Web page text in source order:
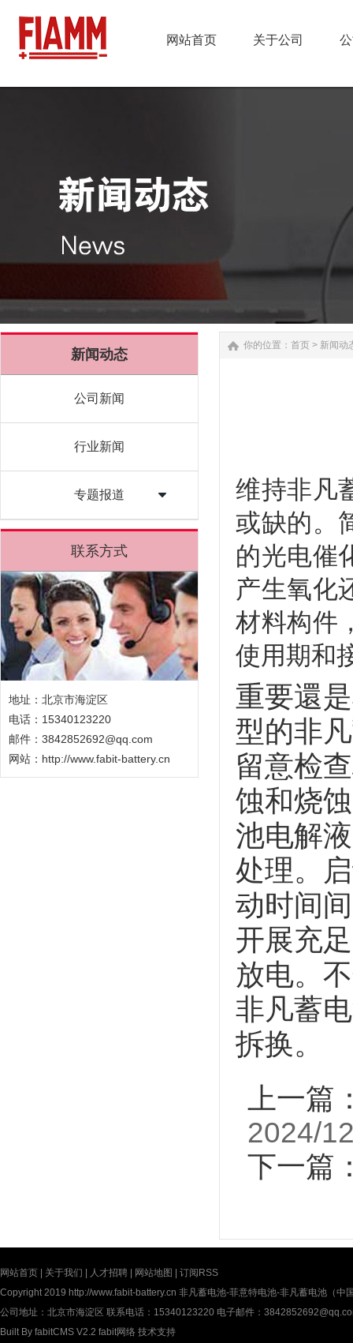
网站首页 关于公司
新闻动态
公司新闻
行业新闻
专题报道
联系方式
地址：北京市海淀区
电话：15340123220
邮件：3842852692@qq.com
网站： http://www.fabit-battery.cn
你的位置： 首页 > 新闻动
维持非凡
或缺的。
的光电催
产生氧化
材料构件
使用期和
重要還是
型的非
留意检
蚀和烧
池电解
处理。
动时间
开展充
放电。
非凡蓄
拆换。
上一篇
2024/
下一篇
网站首页 关于我们 人才招聘 网站地图
订阅RSS
Copyright 2019 http://www.fabit-battery.cn 非凡蓄电池-菲意特电池-非凡蓄电池（中
公司地址：北京市海淀区 联系电话：15340123220 电子邮件：
Built By fabitCMS V2.2 fabit网络 技术支持